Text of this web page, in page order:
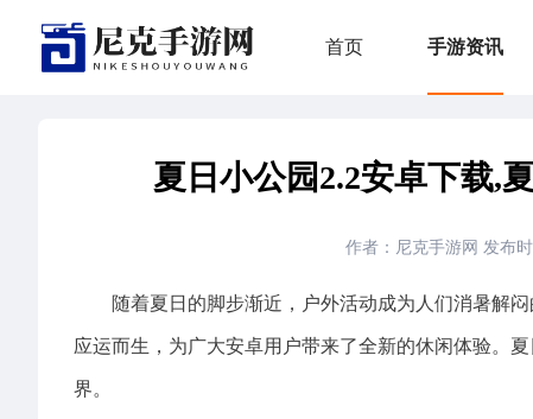
首页 手游资讯
夏日小公园2.2安卓下载,
作者：尼克手游网 发布
随着夏日的脚步渐近，户外活动成为人们消暑解闷
应运而生，为广大安卓用户带来了全新的休闲体验。
界。